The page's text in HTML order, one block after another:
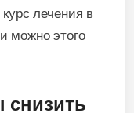
лечения в
можно этого
снизить